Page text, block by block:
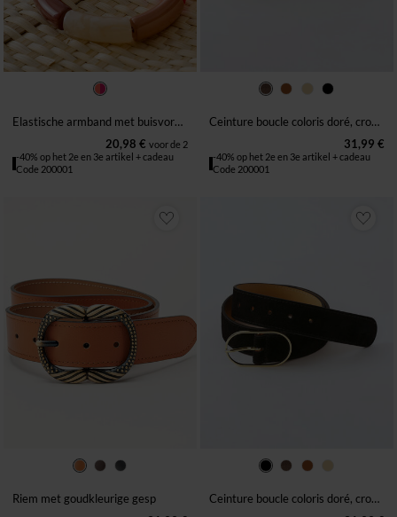
EEN MAAT
Elastische armband met buisvormige parels, set van 2
20,98 € voor de 2
-40% op het 2e en 3e artikel + cadeau
Code 200001
38/40 42/44
Ceinture boucle coloris doré, croûte de cuir
31,99 €
-40% op het 2e en 3e artikel + cadeau
Code 200001
38/40 42/44
Riem met goudkleurige gesp
38/40 42/44
Ceinture boucle coloris doré, croûte de cuir